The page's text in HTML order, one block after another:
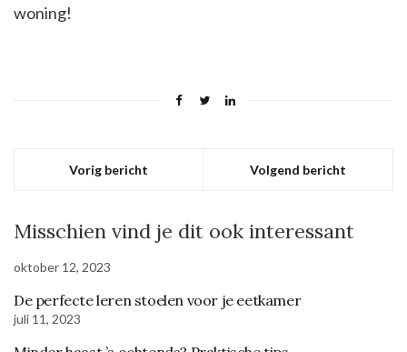
woning!
Vorig bericht Volgend bericht
Misschien vind je dit ook interessant
oktober 12, 2023
De perfecte leren stoelen voor je eetkamer
juli 11, 2023